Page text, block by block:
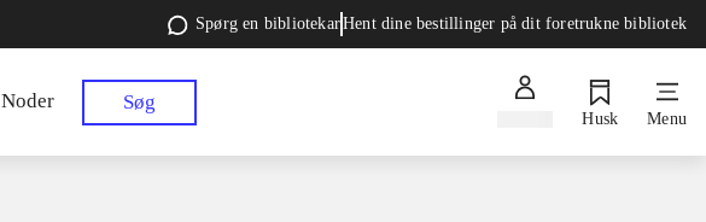
Spørg en bibliotekarHent dine bestillinger på dit foretrukne bibliotek
Noder Søg
Husk Menu